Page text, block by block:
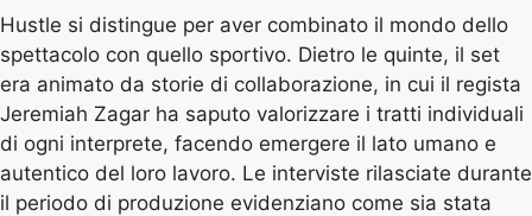
Hustle si distingue per aver combinato il mondo dello
spettacolo con quello sportivo. Dietro le quinte, il set
era animato da storie di collaborazione, in cui il regista
Jeremiah Zagar ha saputo valorizzare i tratti individuali
di ogni interprete, facendo emergere il lato umano e
autentico del loro lavoro. Le interviste rilasciate durante
il periodo di produzione evidenziano come sia stata